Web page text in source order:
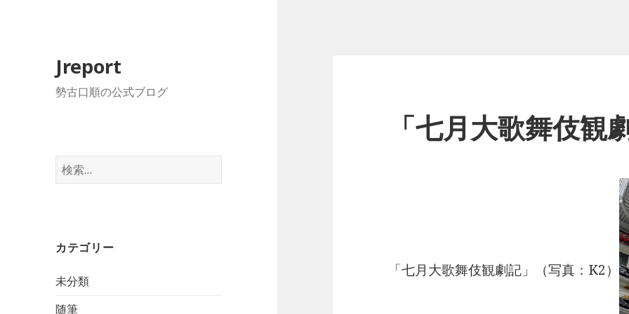
Jreport
勢古口順の公式ブログ
検
索
カテゴリー
未分類
随筆
「七月大歌舞伎観
「七月大歌舞伎観劇記」（写真：K2）